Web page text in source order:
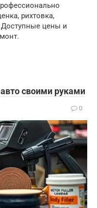
рихтовка,
цены и
своими руками
0